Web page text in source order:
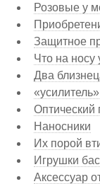
Розовые у
Защитное
Что на носу
Два
Наносники
Их порой
Игрушки
Аксессуар